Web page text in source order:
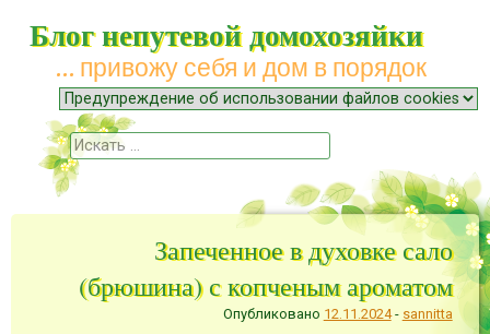
Блог непутевой домохозяйки
… привожу себя и дом в порядок
Меню
Наверх
Поиск
Запеченное в духовке сало
(брюшина) с копченым ароматом
Опубликовано 12.11.2024- sannitta